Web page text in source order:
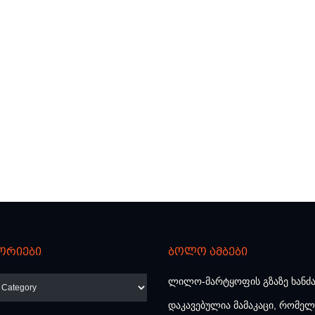
ბოლო ამბები
ლილო-მარტყოფის გზაზე
დაკავებულია მამაკაცი,